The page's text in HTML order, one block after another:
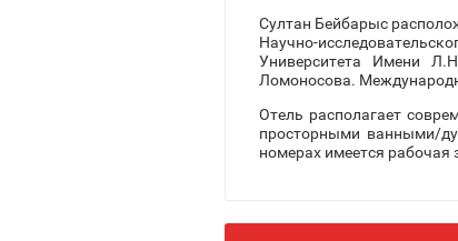
Султан Бейбарыс
Научно-
Университета Имени
Ломоносова.
Отель располагает
просторными ванными/
номерах имеется рабочая